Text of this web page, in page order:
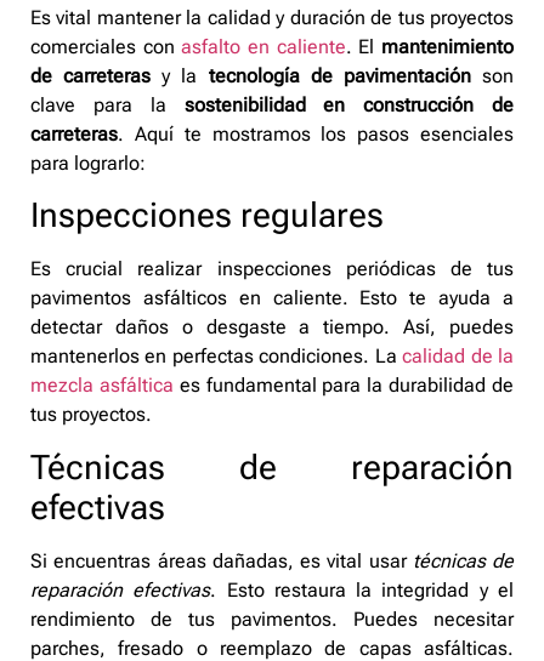
Es vital mantener la calidad y duración de tus proyectos
comerciales conasfalto en caliente. El mantenimiento
de carreteras y la tecnología de pavimentaciónson
clave para la sostenibilidad en construcción de
carreteras. Aquí te mostramos los pasos esenciales
para lograrlo:
Inspecciones regulares
Es crucial realizar inspecciones periódicas de tus
pavimentos asfálticos en caliente. Esto te ayuda a
detectar daños o desgaste a tiempo. Así, puedes
mantenerlos en perfectas condiciones. Lacalidad de la
mezcla asfáltica es fundamental para la durabilidad de
tus proyectos.
Técnicas de reparación
efectivas
Si encuentras áreas dañadas, es vital usar técnicas de
reparación efectivas. Esto restaura la integridad y el
rendimiento de tus pavimentos. Puedes necesitar
parches, fresado o reemplazo de capas asfálticas.